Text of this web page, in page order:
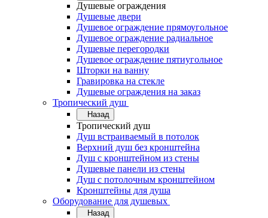
Душевые ограждения
Душевые двери
Душевое ограждение прямоугольное
Душевое ограждение радиальное
Душевые перегородки
Душевое ограждение пятиугольное
Шторки на ванну
Гравировка на стекле
Душевые ограждения на заказ
Тропический душ
Назад
Тропический душ
Душ встраиваемый в потолок
Верхний душ без кронштейна
Душ с кронштейном из стены
Душевые панели из стены
Душ с потолочным кронштейном
Кронштейны для душа
Оборудование для душевых
Назад